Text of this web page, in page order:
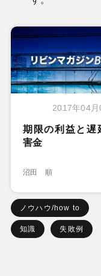
2017年04月
期限の利益と遅
害金
沼田 順
ノウハウ/how to
知識 失敗例